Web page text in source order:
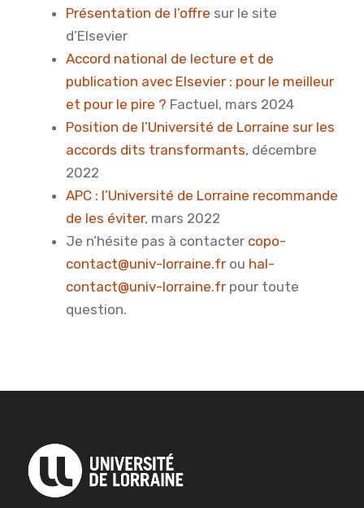
Présentation de l’offre sur le site
d’Elsevier
Accord national de lecture et de
publication avec Elsevier : pour le meilleur
et pour le pire ? Factuel, mars 2024
Position de l’Université de Lorraine sur les
accords dits transformants, décembre
2022
APC : l’Université de Lorraine recommande
de les éviter, mars 2022
Je n’hésite pas à contacter copo-
contact@univ-lorraine.fr ou hal-
contact@univ-lorraine.fr pour toute
question.